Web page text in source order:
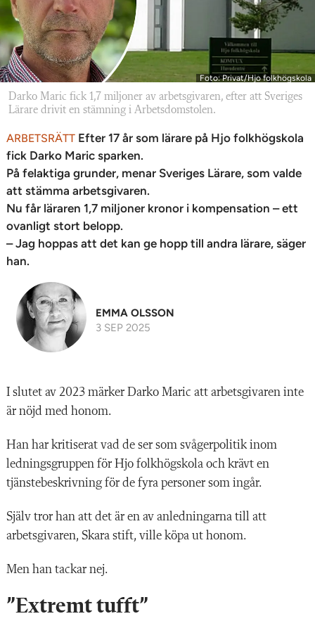
Foto: Privat/Hjo folkhögskola
Darko Maric fick 1,7 miljoner av arbetsgivaren, efter att Sveriges
Lärare drivit en stämning i Arbetsdomstolen.
ARBETSRÄTT Efter 17 år som lärare på Hjo folkhögskola
fick Darko Maric sparken.
På felaktiga grunder, menar Sveriges Lärare, som valde
att stämma arbetsgivaren.
Nu får läraren 1,7 miljoner kronor i kompensation – ett
ovanligt stort belopp.
– Jag hoppas att det kan ge hopp till andra lärare, säger
han.
EMMA OLSSON
3 SEP 2025
I slutet av 2023 märker Darko Maric att arbetsgivaren inte
är nöjd med honom.
Han har kritiserat vad de ser som svågerpolitik inom
ledningsgruppen för Hjo folkhögskola och krävt en
tjänstebeskrivning för de fyra personer som ingår.
Själv tror han att det är en av anledningarna till att
arbetsgivaren, Skara stift, ville köpa ut honom.
Men han tackar nej.
”Extremt tufft”